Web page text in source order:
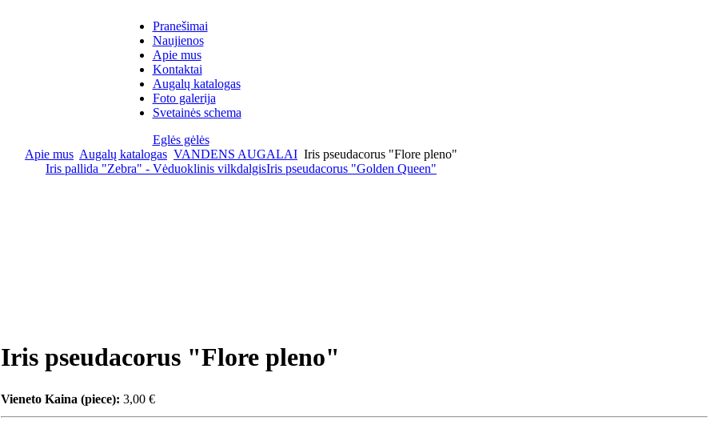
Pranešimai
Naujienos
Apie mus
Kontaktai
Augalų katalogas
Foto galerija
Svetainės schema
Eglės gėlės
Apie mus Augalų katalogas VANDENS AUGALAI Iris pseudacorus "Flore pleno"
Iris pallida "Zebra" - Vėduoklinis vilkdalgisIris pseudacorus "Golden Queen"
Iris pseudacorus "Flore pleno"
Vieneto Kaina (piece): 3,00 €